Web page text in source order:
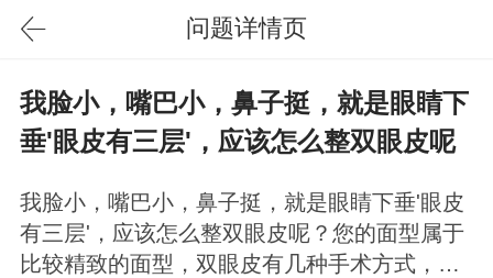
问题详情页
我脸小，嘴巴小，鼻子挺，就是眼睛下
垂'眼皮有三层'，应该怎么整双眼皮呢
我脸小，嘴巴小，鼻子挺，就是眼睛下垂'眼皮
有三层'，应该怎么整双眼皮呢？您的面型属于
比较精致的面型，双眼皮有几种手术方式，一